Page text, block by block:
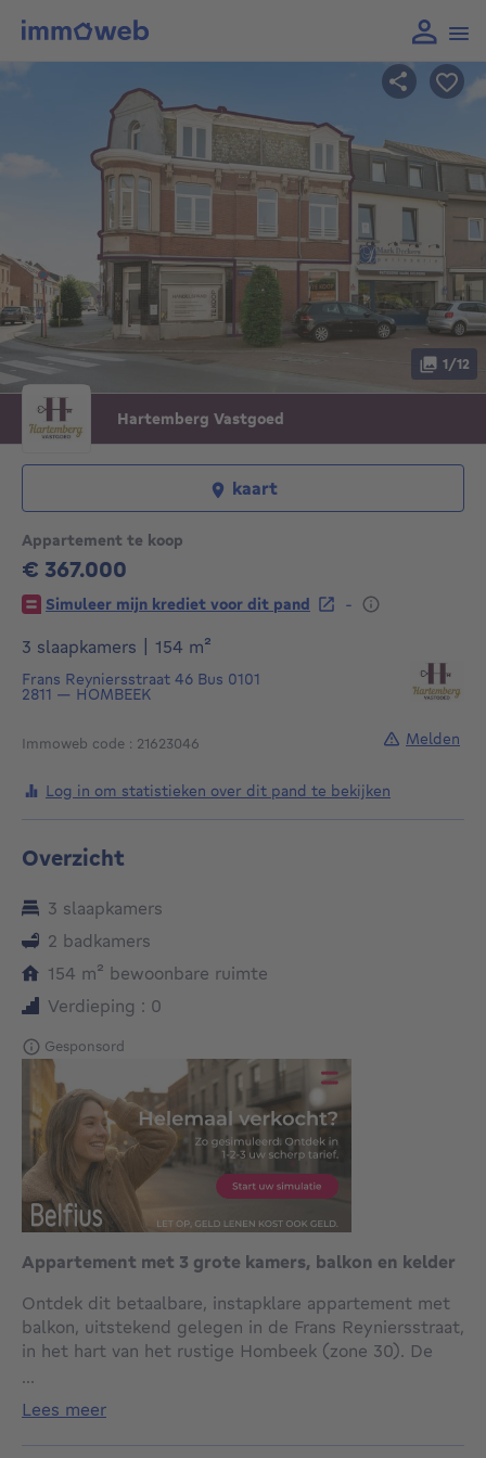
Appartement te koop
€ 367.000
367000€
Simuleer mijn krediet voor dit pand
-
3 slaapkamers
154 m²
Frans Reyniersstraat 46 Bus 0101
2811 — HOMBEEK
Immoweb code : 21623046
Hartemberg Vastgoed
1/12
kaart
Log in om statistieken over dit pand te bekijken
Melden
Overzicht
3 slaapkamers
2 badkamers
154 m² vierkante meters
bewoonbare ruimte
Verdieping : 0
Gesponsord
Appartement met 3 grote kamers, balkon en kelder
Ontdek dit betaalbare, instapklare appartement met
balkon, uitstekend gelegen in de Frans Reyniersstraat,
in het hart van het rustige Hombeek (zone 30). De
de leefruimte, dateert van de jaren 30, maar het
interieur is van 2018. Hoogrendementsglas (PVC) en
een condensatieketel, droegen bij aan de EPC-score
...
lees meer